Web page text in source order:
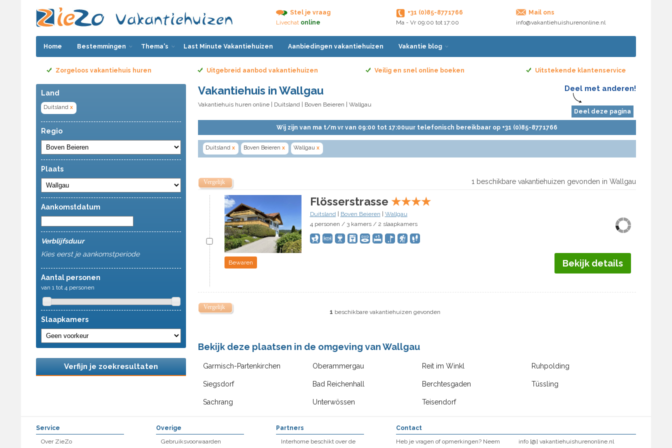
Stel je vraag
Livechat online
+31 (0)85-8771766
Ma - Vr 09:00 tot 17:00
Mail ons
info@vakantiehuishurenonline.nl
Home Bestemmingen Thema's Last Minute Vakantiehuizen Aanbiedingen vakantiehuizen Vakantie blog
Zorgeloos vakantiehuis huren Uitgebreid aanbod vakantiehuizen Veilig en snel online boeken Uitstekende klantenservice
Land
Duitsland x
Regio
Plaats
Aankomstdatum
Verblijfsduur
Kies eerst je aankomstperiode
Aantal personen
van 1 tot 4 personen
Slaapkamers
Verfijn je zoekresultaten
Deel met anderen!
Deel deze pagina
Vakantiehuis in Wallgau
Vakantiehuis huren online Duitsland Boven Beieren | Wallgau
Wij zijn van ma t/m vr van 09:00 tot 17:00uur telefonisch bereikbaar op +31 (0)85-8771766
Duitsland x Boven Beieren x Wallgau x
1 beschikbare vakantiehuizen gevonden in Wallgau
Vergelijk
Flösserstrasse ★★★★
Duitsland| Boven Beieren
Wallgau
4 personen / 3 kamers / 2 slaapkamers
Bewaren Bekijk details
1 beschikbare vakantiehuizen gevonden
Vergelijk
Bekijk deze plaatsen in de omgeving van Wallgau
Garmisch-Partenkirchen Oberammergau Reit im Winkl Ruhpolding
Siegsdorf Bad Reichenhall Berchtesgaden Tüssling
Sachrang Unterwössen Teisendorf
Service
Over ZieZo
Overige
Gebruiksvoorwaarden
Partners
Interhome beschikt over de
Contact
Heb je vragen of opmerkingen? Neem
info [@] vakantiehuishurenonline.nl